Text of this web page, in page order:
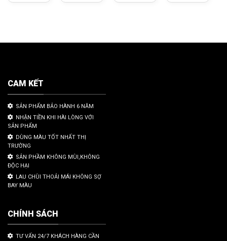
CAM KẾT
SẢN PHẨM BẢO HÀNH 6 NĂM
NHẬN TIỀN KHI HÀI LÒNG VỚI
SẢN PHẨM
DÙNG MÀU TỐT NHẤT THỊ
TRƯỜNG
SẢN PHẦM KHÔNG MÙI,KHÔNG
ĐỘC HẠI
LAU CHÙI THOẢI MÁI KHÔNG SỢ
BAY MÀU
CHÍNH SÁCH
TƯ VẤN 24/7 KHÁCH HÀNG CẦN